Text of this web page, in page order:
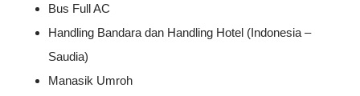
Bus Full AC
Handling Bandara dan Handling Hotel (Indonesia –
Saudia)
Manasik Umroh